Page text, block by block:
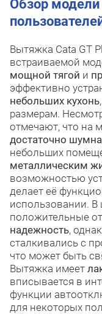
Обзор модели
Вытяжка Cata GT
встраиваемой
мощной тягой и
эффективно
небольших кухонь
размерам.
отмечают, что на
достаточно
небольших
металлическим
возможностью
делает её
использовании. В
положительные
надежность,
сталкивались с
что может быть
Вытяжка имеет
вписывается в
функции
для некоторых